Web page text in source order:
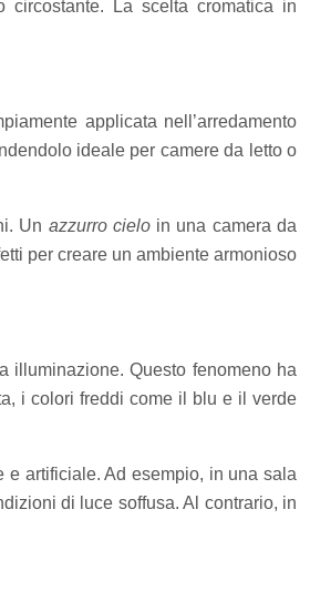
circostante. La scelta cromatica in
applicata nell’arredamento
ideale per camere da letto o
Un azzurro cielo in una camera da
per creare un ambiente armonioso
illuminazione. Questo fenomeno ha
i colori freddi come il blu e il verde
e artificiale. Ad esempio, in una sala
di luce soffusa. Al contrario, in